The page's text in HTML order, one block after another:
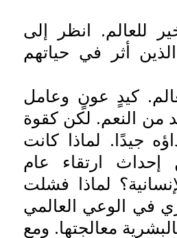
للعالم. انظر إلى
أثر في حياتهم
كيدٍ عونٍ وعامل
من النعم. لكن كقوة
جيدًا. لماذا كانت
إحداث ارتقاء عام
لماذا فشلت
في الوعي العالمي
معالجتها. ومع